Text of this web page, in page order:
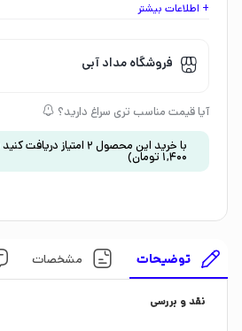
اندازه کتاب:
گروه سنی :
کودک 7 تا 9 سال
داستان و رمان
+ اطلاعات بیشتر
فروشگاه مداد آبی
آیا قیمت مناسب تری سراغ دارید؟
با خرید این محصول 2 امتیاز دریافت کنید
1,400 تومان)
توضیحات مشخصات
نقد و بررسی